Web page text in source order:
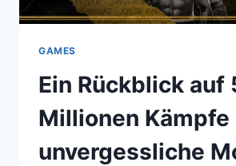
GAMES
Ein Rückblick auf
Millionen Kämpfe
unvergessliche